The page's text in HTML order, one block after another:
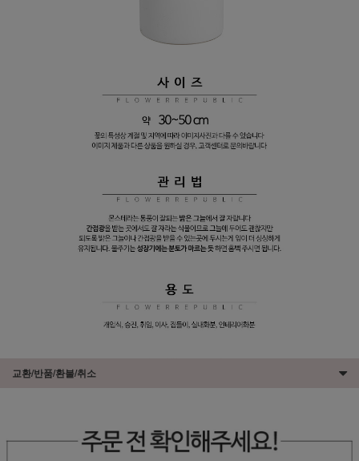
교환/반품/환불/취소